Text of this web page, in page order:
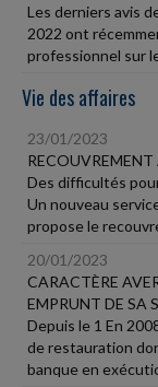
Les derniers avis
2022 ont
professionnel sur
Vie des affaires
23/01/2023
RECOUVREMENT
Des difficultés
Un nouveau
propose le
20/01/2023
CARACTÈRE
EMPRUNT DE SA
Depuis le 1 En
de restauration
banque en